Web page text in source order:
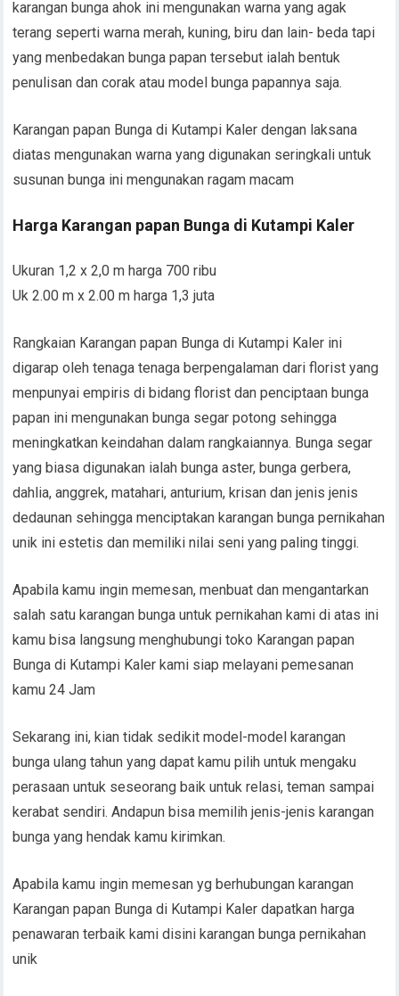
karangan bunga ahok ini mengunakan warna yang agak
terang seperti warna merah, kuning, biru dan lain- beda tapi
yang menbedakan bunga papan tersebut ialah bentuk
penulisan dan corak atau model bunga papannya saja.
Karangan papan Bunga di Kutampi Kaler dengan laksana
diatas mengunakan warna yang digunakan seringkali untuk
susunan bunga ini mengunakan ragam macam
Harga Karangan papan Bunga di Kutampi Kaler
Ukuran 1,2 x 2,0 m harga 700 ribu
Uk 2.00 m x 2.00 m harga 1,3 juta
Rangkaian Karangan papan Bunga di Kutampi Kaler ini
digarap oleh tenaga tenaga berpengalaman dari florist yang
menpunyai empiris di bidang florist dan penciptaan bunga
papan ini mengunakan bunga segar potong sehingga
meningkatkan keindahan dalam rangkaiannya. Bunga segar
yang biasa digunakan ialah bunga aster, bunga gerbera,
dahlia, anggrek, matahari, anturium, krisan dan jenis jenis
dedaunan sehingga menciptakan karangan bunga pernikahan
unik ini estetis dan memiliki nilai seni yang paling tinggi.
Apabila kamu ingin memesan, menbuat dan mengantarkan
salah satu karangan bunga untuk pernikahan kami di atas ini
kamu bisa langsung menghubungi toko Karangan papan
Bunga di Kutampi Kaler kami siap melayani pemesanan
kamu 24 Jam
Sekarang ini, kian tidak sedikit model-model karangan
bunga ulang tahun yang dapat kamu pilih untuk mengaku
perasaan untuk seseorang baik untuk relasi, teman sampai
kerabat sendiri. Andapun bisa memilih jenis-jenis karangan
bunga yang hendak kamu kirimkan.
Apabila kamu ingin memesan yg berhubungan karangan
Karangan papan Bunga di Kutampi Kaler dapatkan harga
penawaran terbaik kami disini karangan bunga pernikahan
unik